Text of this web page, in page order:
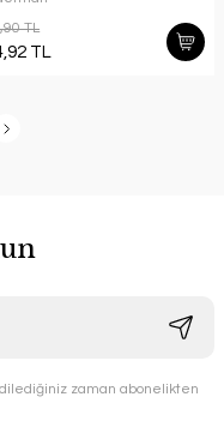
SETİ
TL
TL
dilediğiniz zaman abonelikten